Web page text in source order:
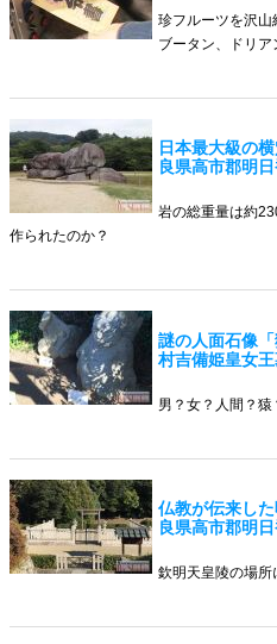
珍フルーツを沢
ブータン、ドリア
日本最大級の
良県高市郡明
岩の総重量は約
作られたのか？
謎の人面石像
村吉備姫皇女
男？女？人間？猿
仏教が伝来し
良県高市郡明
欽明天皇陵の場